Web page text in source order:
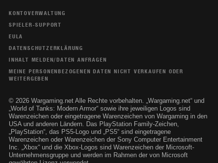
KONTOVERWALTUNG
SPIELER-SUPPORT
EULA
DATENSCHUTZERKLÄRUNG
INHALT MELDEN/DATEN ANFRAGEN
MEINE PERSONENBEZOGENEN DATEN NICHT VERKAUFEN ODER
WEITERGEBEN
© 2026 Wargaming.net Alle Rechte vorbehalten. „Wargaming.net“ und
„World of Tanks: Modern Armor“ sowie ihre jeweiligen Logos sind
Warenzeichen oder eingetragene Warenzeichen von Wargaming in den
USA und anderen Ländern. Das PlayStation Family-Zeichen,
„PlayStation“, das PS5-Logo und „PS5“ sind eingetragene
Warenzeichen oder Warenzeichen der Sony Computer Entertainment
Inc. „Xbox“ und die Xbox-Logos sind Warenzeichen der Microsoft-
Unternehmensgruppe und werden im Rahmen der von Microsoft